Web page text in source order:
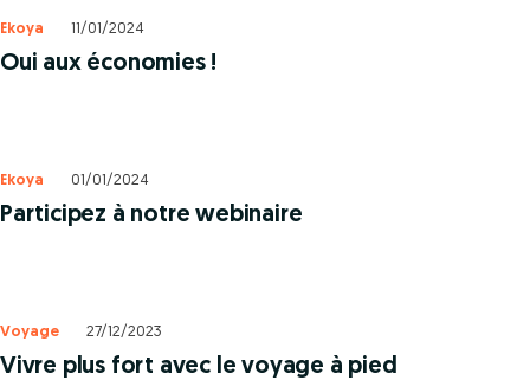
Ekoya 11/01/2024
Oui aux économies !
Ekoya 01/01/2024
Participez à notre webinaire
Voyage 27/12/2023
Vivre plus fort avec le voyage à pied